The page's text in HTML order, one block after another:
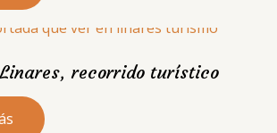
recorrido turístico